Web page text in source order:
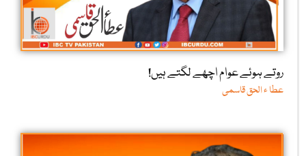
روتے ہوئے عوام اچھے لگتے ہیں!
عطا ء الحق قاسمی